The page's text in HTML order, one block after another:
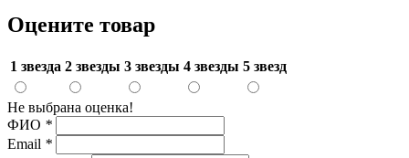
Оцените товар
1 звезда 2 звезды 3 звезды 4 звезды 5 звезд
Не выбрана оценка!
ФИО *
Email *